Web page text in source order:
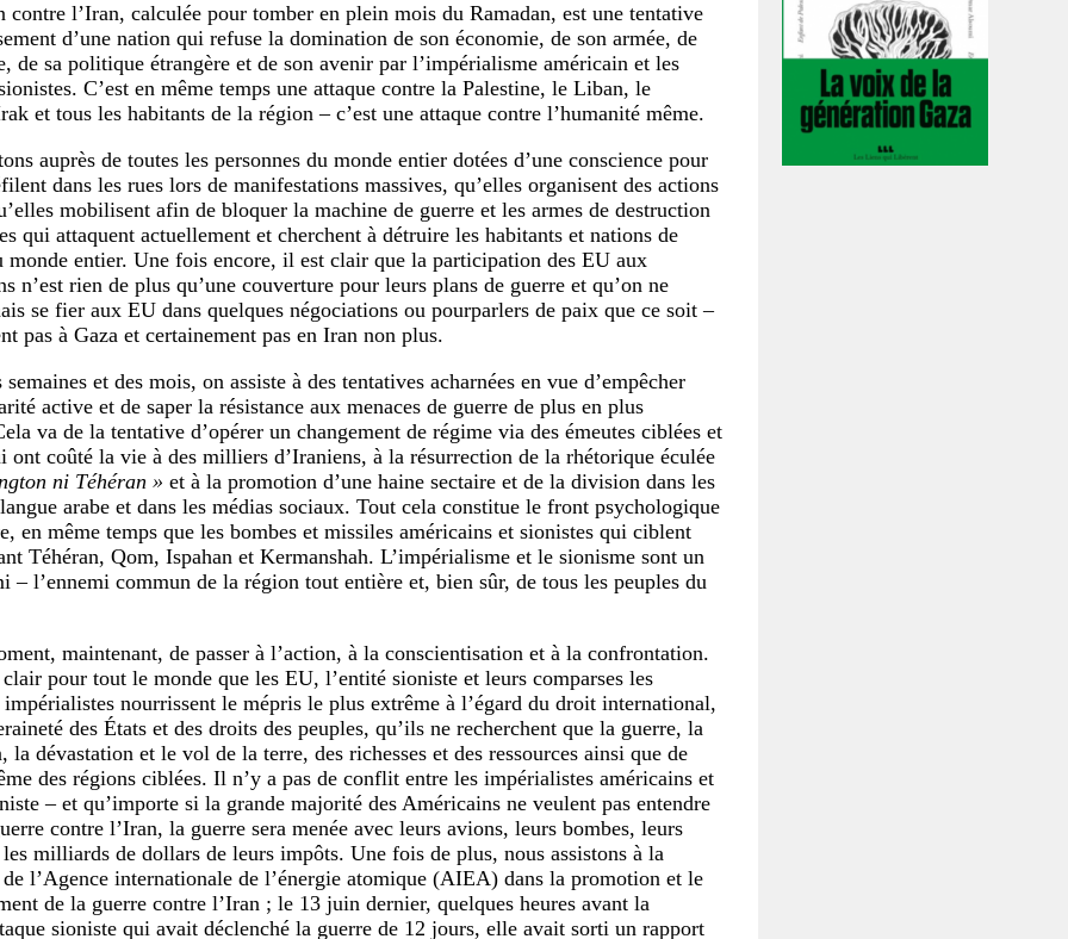
contre l’Iran, calculée pour tomber en plein mois du Ramadan, est une tentative
d’une nation qui refuse la domination de son économie, de son armée, de
de sa politique étrangère et de son avenir par l’impérialisme américain et les
C’est en même temps une attaque contre la Palestine, le Liban, le
et tous les habitants de la région – c’est une attaque contre l’humanité même.
auprès de toutes les personnes du monde entier dotées d’une conscience pour
dans les rues lors de manifestations massives, qu’elles organisent des actions
mobilisent afin de bloquer la machine de guerre et les armes de destruction
qui attaquent actuellement et cherchent à détruire les habitants et nations de
monde entier. Une fois encore, il est clair que la participation des EU aux
n’est rien de plus qu’une couverture pour leurs plans de guerre et qu’on ne
se fier aux EU dans quelques négociations ou pourparlers de paix que ce soit –
pas à Gaza et certainement pas en Iran non plus.
semaines et des mois, on assiste à des tentatives acharnées en vue d’empêcher
active et de saper la résistance aux menaces de guerre de plus en plus
va de la tentative d’opérer un changement de régime via des émeutes ciblées et
ont coûté la vie à des milliers d’Iraniens, à la résurrection de la rhétorique éculée
ni Téhéran » et à la promotion d’une haine sectaire et de la division dans les
arabe et dans les médias sociaux. Tout cela constitue le front psychologique
en même temps que les bombes et missiles américains et sionistes qui ciblent
Téhéran, Qom, Ispahan et Kermanshah. L’impérialisme et le sionisme sont un
– l’ennemi commun de la région tout entière et, bien sûr, de tous les peuples du
maintenant, de passer à l’action, à la conscientisation et à la confrontation.
pour tout le monde que les EU, l’entité sioniste et leurs comparses les
impérialistes nourrissent le mépris le plus extrême à l’égard du droit international,
des États et des droits des peuples, qu’ils ne recherchent que la guerre, la
la dévastation et le vol de la terre, des richesses et des ressources ainsi que de
des régions ciblées. Il n’y a pas de conflit entre les impérialistes américains et
– et qu’importe si la grande majorité des Américains ne veulent pas entendre
contre l’Iran, la guerre sera menée avec leurs avions, leurs bombes, leurs
milliards de dollars de leurs impôts. Une fois de plus, nous assistons à la
l’Agence internationale de l’énergie atomique (AIEA) dans la promotion et le
de la guerre contre l’Iran ; le 13 juin dernier, quelques heures avant la
sioniste qui avait déclenché la guerre de 12 jours, elle avait sorti un rapport